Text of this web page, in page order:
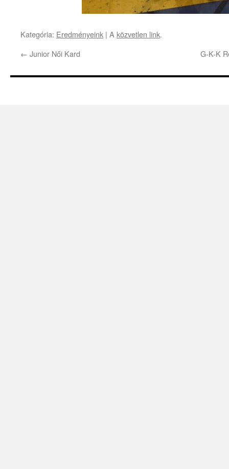
Kategória: Eredményeink | A közvetlen link.
← Junior Női Kard G-K-K